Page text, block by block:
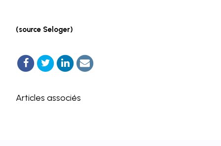
(source Seloger)
Articles associés